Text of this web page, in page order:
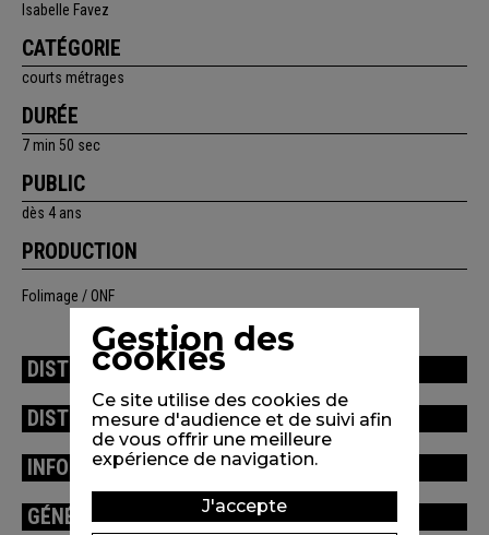
Isabelle Favez
CATÉGORIE
courts métrages
DURÉE
7 min 50 sec
PUBLIC
dès 4 ans
PRODUCTION
Folimage / ONF
DISTRIBUTION
DISTINCTIONS / FESTIVALS
INFORMATIONS TECHNIQUES
GÉNÉRIQUE
Gestion des
cookies
Ce site utilise des cookies de
mesure d'audience et de suivi afin
de vous offrir une meilleure
expérience de navigation.
J'accepte